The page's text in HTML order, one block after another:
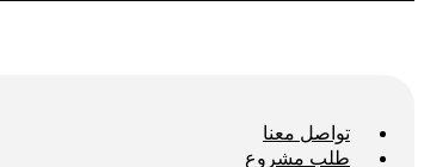
تواصل معنا
طلب مشروع